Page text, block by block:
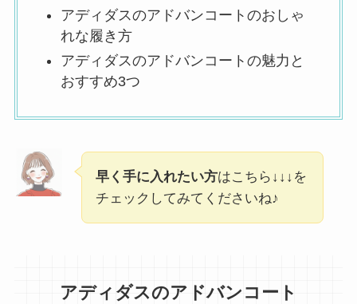
アディダスのアドバンコートのおしゃ
れな履き方
アディダスのアドバンコートの魅力と
おすすめ3つ
早く手に入れたい方はこちら↓↓↓を
チェックしてみてくださいね♪
アディダスのアドバンコート